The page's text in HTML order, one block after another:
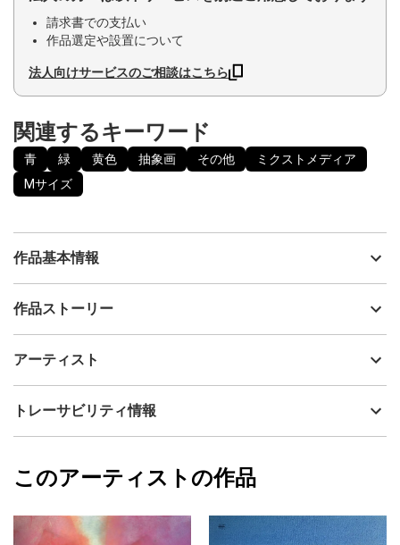
請求書での支払い
作品選定や設置について
法人向けサービスのご相談はこちら
関連するキーワード
青 緑 黄色 抽象画 その他
ミクストメディア
Mサイズ
作品基本情報
出品者
制作年
ミクストメディア
カラー
青
ジャンル
抽象画
作品ストーリー
衰弱した状態において、眩暈によるぼんやりとした視界が生じた
ます。
アーティスト
福本 久人
フォローする
トレーサビリティ情報
福本 久人
このアーティストの作品